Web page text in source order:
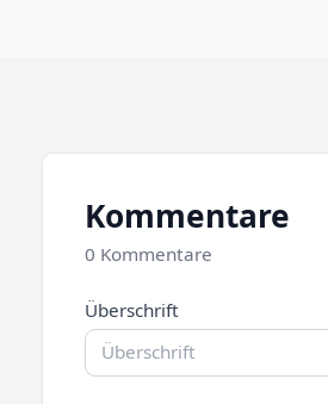
Kommentare
0 Kommentare
Überschrift